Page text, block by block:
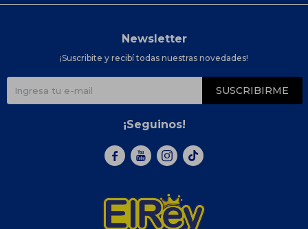
Newsletter
¡Suscribite y recibí todas nuestras novedades!
SUSCRIBIRME
¡Seguinos!
  